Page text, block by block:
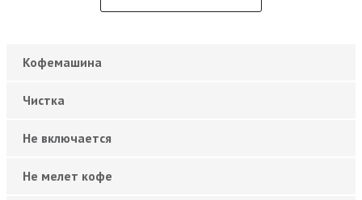
Кофемашина
Чистка
Не включается
Не мелет кофе